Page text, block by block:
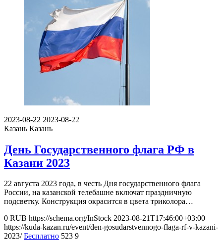
2023-08-22 2023-08-22
Казань Казань
День Государственного флага РФ в
Казани 2023
22 августа 2023 года, в честь Дня государственного флага
России, на казанской телебашне включат праздничную
подсветку. Конструкция окрасится в цвета триколора…
0 RUB https://schema.org/InStock 2023-08-21T17:46:00+03:00
https://kuda-kazan.ru/event/den-gosudarstvennogo-flaga-rf-v-kazani-
2023/ Бесплатно 523 9